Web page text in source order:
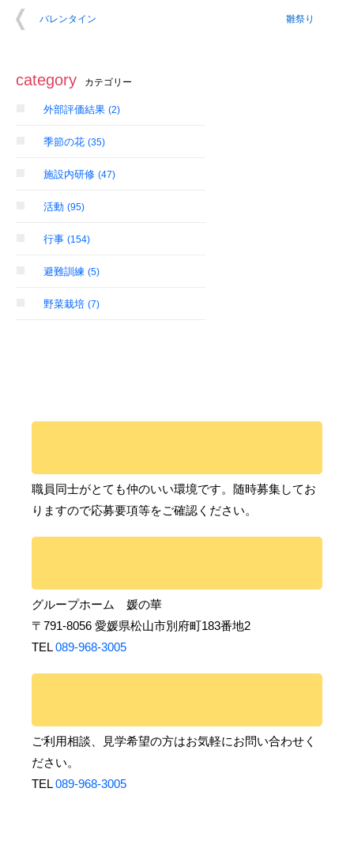
バレンタイン 雛祭り
category カテゴリー
外部評価結果 (2)
季節の花 (35)
施設内研修 (47)
活動 (95)
行事 (154)
避難訓練 (5)
野菜栽培 (7)
職員同士がとても仲のいい環境です。随時募集してお
りますので応募要項等をご確認ください。
グループホーム 媛の華
〒791-8056 愛媛県松山市別府町183番地2
TEL089-968-3005
ご利用相談、見学希望の方はお気軽にお問い合わせく
ださい。
TEL089-968-3005